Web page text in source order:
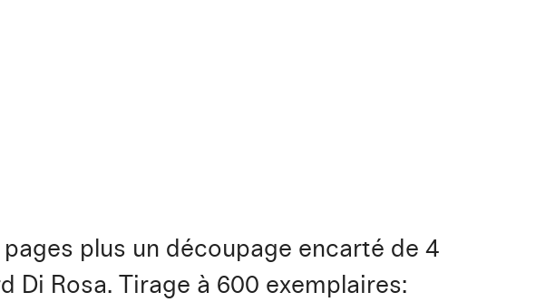
plus un découpage encarté de 4
Di Rosa. Tirage à 600 exemplaires: